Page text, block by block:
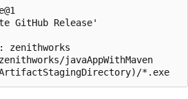
GitHub Release'
zenithworks
zenithworks/